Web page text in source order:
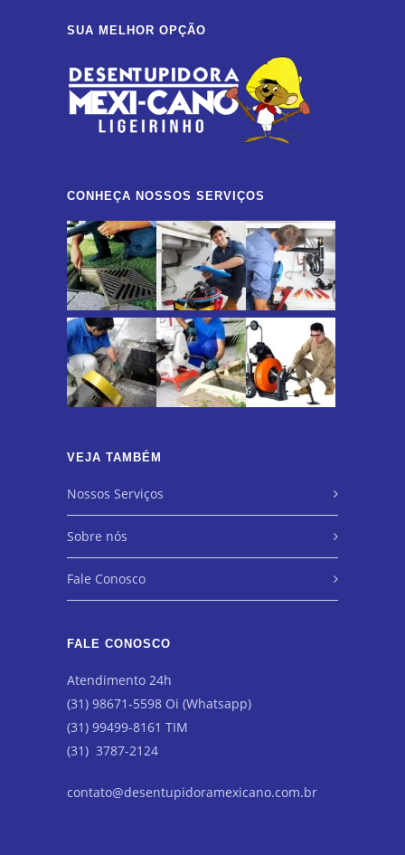
SUA MELHOR OPÇÃO
CONHEÇA NOSSOS SERVIÇOS
VEJA TAMBÉM
Nossos Serviços
Sobre nós
Fale Conosco
FALE CONOSCO
Atendimento 24h
(31) 98671-5598 Oi (Whatsapp)
(31) 99499-8161 TIM
(31) 3787-2124
contato@desentupidoramexicano.com.br